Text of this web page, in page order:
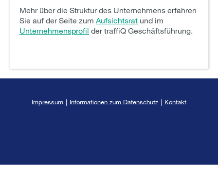
Mehr über die Struktur des Unternehmens erfahren
Sie auf der Seite zum Aufsichtsrat und im
Unternehmensprofil der traffiQ Geschäftsführung.
Impressum | Informationen zum Datenschutz | Kontakt